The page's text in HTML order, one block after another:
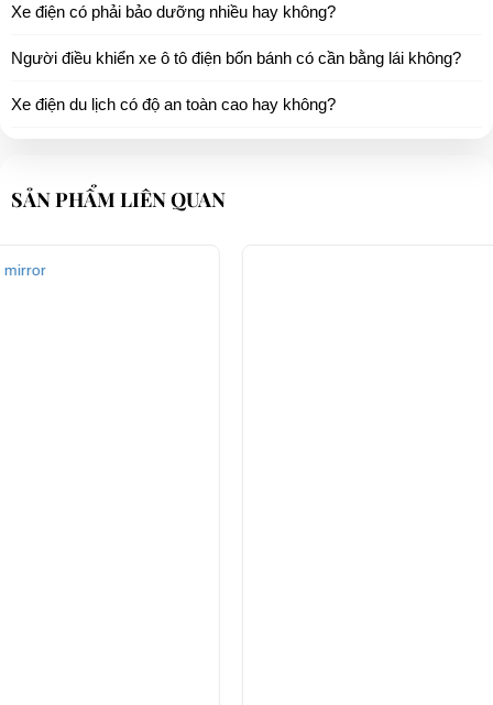
Xe điện có phải bảo dưỡng nhiều hay không?
Người điều khiển xe ô tô điện bốn bánh có cần bằng lái không?
Xe điện du lịch có độ an toàn cao hay không?
SẢN PHẨM LIÊN QUAN